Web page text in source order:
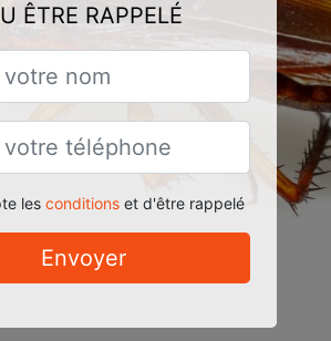
ÊTRE RAPPELÉ
les conditionset d'être rappelé
Envoyer